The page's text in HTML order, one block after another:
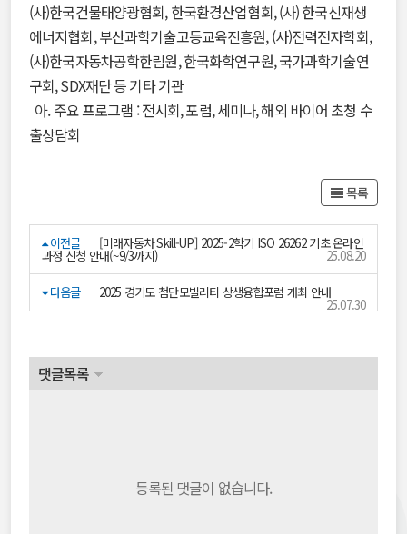
(사)한국건물태양광협회, 한국환경산업협회, (사) 한국신재생
에너지협회, 부산과학기술고등교육진흥원, (사)전력전자학회,
(사)한국자동차공학한림원, 한국화학연구원, 국가과학기술연
구회, SDX재단 등 기타 기관
아. 주요 프로그램 : 전시회, 포럼, 세미나, 해외 바이어 초청 수
출상담회
목록
이전글 [미래자동차 Skill-UP] 2025-2학기 ISO 26262 기초 온라인
과정 신청 안내(~9/3까지) 25.08.20
다음글 2025 경기도 첨단모빌리티 상생융합포럼 개최 안내
25.07.30
댓글목록
등록된 댓글이 없습니다.